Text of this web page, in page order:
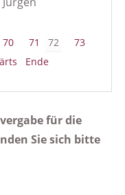
70 71 72
73
Ende
für die
Sie sich bitte